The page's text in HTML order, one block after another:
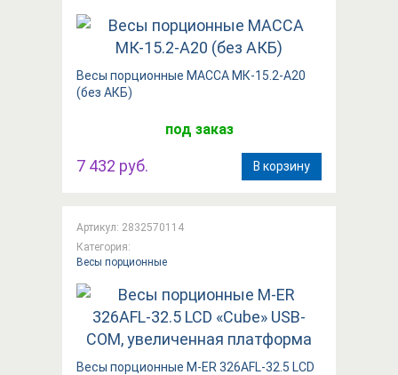
Весы порционные МАССА МК-15.2-А20
(без АКБ)
под заказ
7 432 руб. В корзину
Артикул: 2832570114
Категория:
Весы порционные
Весы порционные M-ER 326AFL-32.5 LCD